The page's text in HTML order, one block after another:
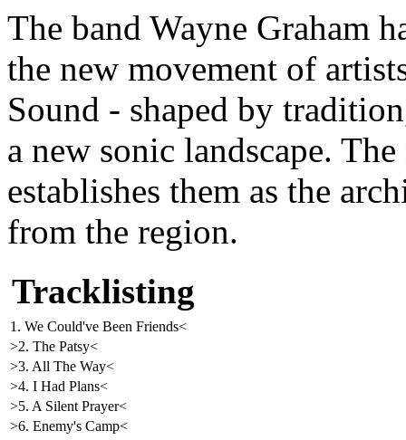
The band Wayne Graham
the new movement of
Sound - shaped by
a new sonic landscape.
establishes them as the
from the region.
Tracklisting
1. We Could've Been Friends<
>2. The Patsy<
>3. All The Way<
>4. I Had Plans<
>5. A Silent Prayer<
>6. Enemy's Camp<